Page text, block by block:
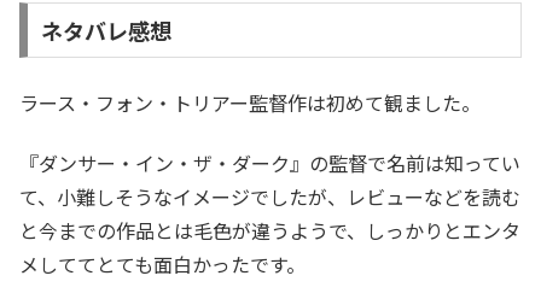
ネタバレ感想
ラース・フォン・トリアー監督作は初めて観ました。
『ダンサー・イン・ザ・ダーク』の監督で名前は知ってい
て、小難しそうなイメージでしたが、レビューなどを読む
と今までの作品とは毛色が違うようで、しっかりとエンタ
メしててとても面白かったです。